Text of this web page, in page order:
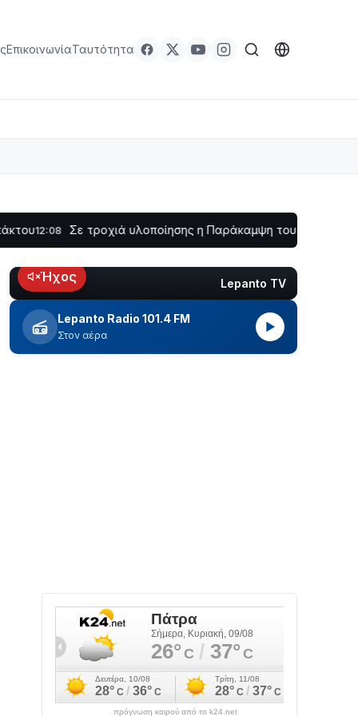
ΕπικοινωνίαΤαυτότητα
Σε τροχιά υλοποίησης η Παράκαμψη του Κέντρου της
LIVE Lepanto TV
Ήχος
Lepanto Radio 101.4 FM
Στον αέρα
▶
πρόγνωση καιρού από το k24.net